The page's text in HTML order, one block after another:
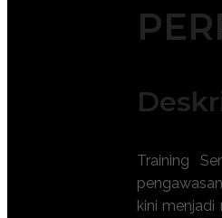
Training
kini menjadi